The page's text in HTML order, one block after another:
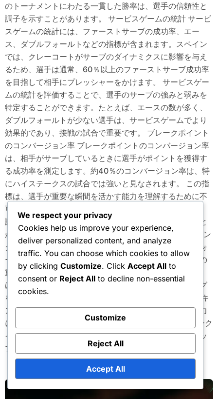
のトーナメントにわたる一貫した勝率は、選手の信頼性と
調子を示すことがあります。 サービスゲームの統計 サービ
スゲームの統計には、ファーストサーブの成功率、エー
ス、ダブルフォールトなどの指標が含まれます。スペイン
では、クレーコートがサーブのダイナミクスに影響を与え
るため、選手は通常、60％以上のファーストサーブ成功率
を目指して相手にプレッシャーをかけます。 サービスゲー
ムの統計を評価することで、選手のサーブの強みと弱みを
特定することができます。たとえば、エースの数が多く、
ダブルフォールトが少ない選手は、サービスゲームでより
効果的であり、接戦の試合で重要です。 ブレークポイント
のコンバージョン率 ブレークポイントのコンバージョン率
は、相手がサーブしているときに選手がポイントを獲得す
る成功率を測定します。約40％のコンバージョン率は、特
にハイステークスの試合では強いと見なされます。 この指
標は、選手が重要な瞬間を活かす能力を理解するために不
可欠です。ブレークポイントをうまく変換できる選手は、
試合中に勢いを変える戦略的なアドバンテージを持つこと
が多いです。 選手のランキングとポイント 選手のランキン
グとポイントは、ATPまたはWTAトーナメントでのパフォ
ーマンスによって決定され、試合の結果やトーナメントの
重要性に基づいてポイントが付与されます。スペインで
は、選手は名誉あるイベントに出場するためにランキング
を維持または向上させることを目指します。 選手のランキ
ングを定期的に追跡することで、キャリアの軌道や競争力
についての洞察を得ることができます。トップ100にランク
インしている選手は一般的にプロレベルと見なされ、トッ
プ10に入る選手はエリート競技者です。...
We respect your privacy
Cookies help us improve your experience,
deliver personalized content, and analyze
traffic. You can choose which cookies to allow
by clicking Customize. Click Accept All to
consent or Reject All to decline non-essential
cookies.
Customize
Reject All
Accept All